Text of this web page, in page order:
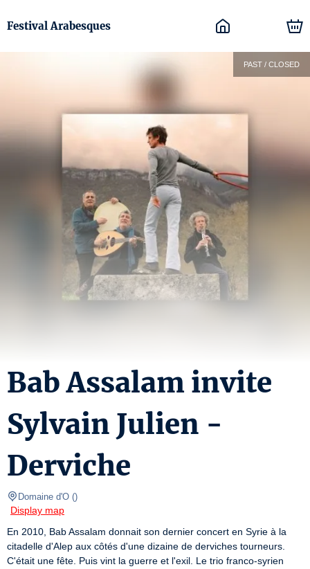
Festival Arabesques
PAST / CLOSED
Bab Assalam invite
Sylvain Julien -
Derviche
Domaine d'O ()
Display map
En 2010, Bab Assalam donnait son dernier concert en Syrie à la
citadelle d'Alep aux côtés d'une dizaine de derviches tourneurs.
C'était une fête. Puis vint la guerre et l'exil. Le trio franco-syrien